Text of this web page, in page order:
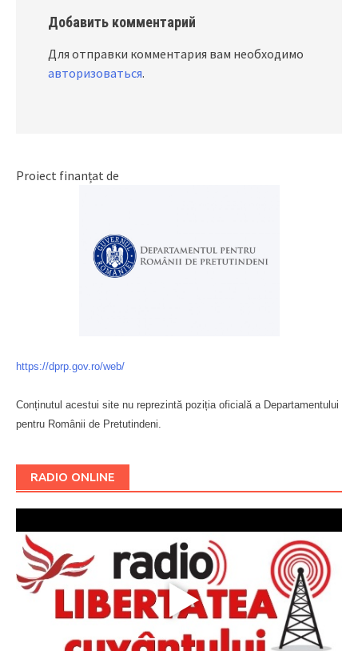
Добавить комментарий
Для отправки комментария вам необходимо
авторизоваться.
Proiect finanțat de
https://dprp.gov.ro/web/
Conținutul acestui site nu reprezintă poziția oficială a Departamentului
pentru Românii de Pretutindeni.
RADIO ONLINE